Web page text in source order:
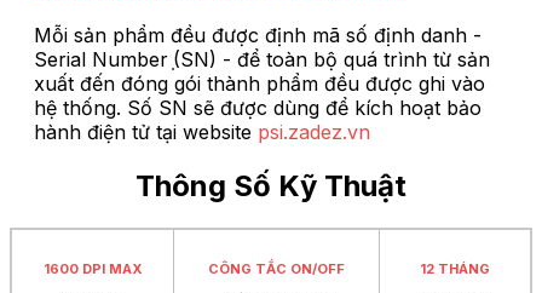
Mỗi sản phẩm đều được định mã số định danh -
Serial Number ̣(SN) - để toàn bộ quá trình từ sản
xuất đến đóng gói thành phẩm đều được ghi vào
hệ thống. Số SN sẽ được dùng để kích hoạt bảo
hành điện tử tại website psi.zadez.vn
Thông Số Kỹ Thuật
1600 DPI MAX CÔNG TẮC ON/OFF 12 THÁNG